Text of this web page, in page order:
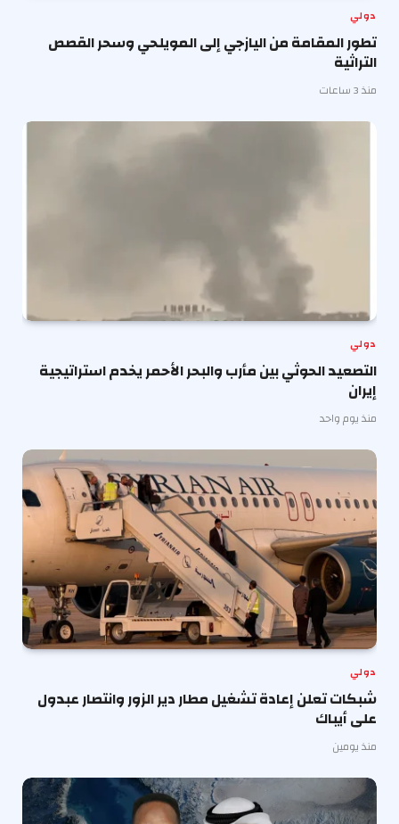
دولي
تطور المقامة من اليازجي إلى المويلحي وسحر القصص
التراثية
منذ 3 ساعات
دولي
التصعيد الحوثي بين مأرب والبحر الأحمر يخدم استراتيجية
إيران
منذ يوم واحد
دولي
شبكات تعلن إعادة تشغيل مطار دير الزور وانتصار عبدول
على أيباك
منذ يومين